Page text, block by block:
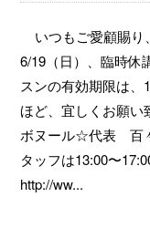
いつもご愛顧賜り
6/19（日）、臨時休
スンの有効期限は
ほど、宜しくお願
ボヌール☆代表 百
タッフは13:00〜
http://ww...